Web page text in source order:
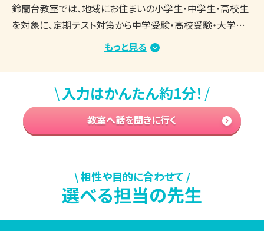
鈴蘭台教室では、地域にお住まいの小学生・中学生・高校生
を対象に、定期テスト対策から中学受験・高校受験・大学受
験まで、一人ひとりの目標や学習状況に合わせた個別指導
相談をいただいており、学校ごとの授業進度や定期テスト範
囲、受験制度に合わせて学習プランをご提案しています。
8月は、夏休みの学習成果を2学期につなげる大切な時期で
・夏休み中の勉強を計画通りに進めたい
・2学期の定期テストで成績アップを目指したい
・高校受験・大学受験に向けて今の勉強方法が不安
もっと見る
\入力はかんたん約1分！ /
教室へ話を聞きに行く
\ 相性や目的に合わせて /
選べる担当の先生